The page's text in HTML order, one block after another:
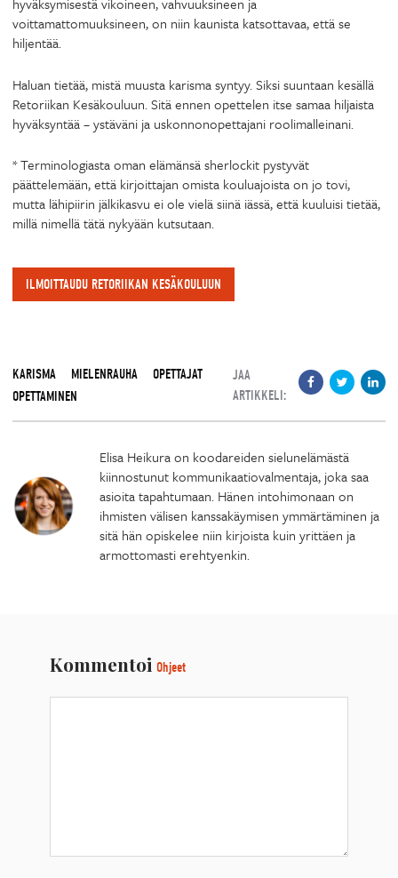
hyväksymisestä vikoineen, vahvuuksineen ja
voittamattomuuksineen, on niin kaunista katsottavaa, että se
hiljentää.
Haluan tietää, mistä muusta karisma syntyy. Siksi suuntaan kesällä
Retoriikan Kesäkouluun. Sitä ennen opettelen itse samaa hiljaista
hyväksyntää – ystäväni ja uskonnonopettajani roolimalleinani.
* Terminologiasta oman elämänsä sherlockit pystyvät
päättelemään, että kirjoittajan omista kouluajoista on jo tovi,
mutta lähipiirin jälkikasvu ei ole vielä siinä iässä, että kuuluisi tietää,
millä nimellä tätä nykyään kutsutaan.
ILMOITTAUDU RETORIIKAN KESÄKOULUUN
KARISMA MIELENRAUHA
OPETTAJAT
OPETTAMINEN
JAA
ARTIKKELI:
Elisa Heikura on koodareiden sielunelämästä
kiinnostunut kommunikaatiovalmentaja, joka saa
asioita tapahtumaan. Hänen intohimonaan on
ihmisten välisen kanssakäymisen ymmärtäminen ja
sitä hän opiskelee niin kirjoista kuin yrittäen ja
armottomasti erehtyenkin.
Kommentoi Ohjeet